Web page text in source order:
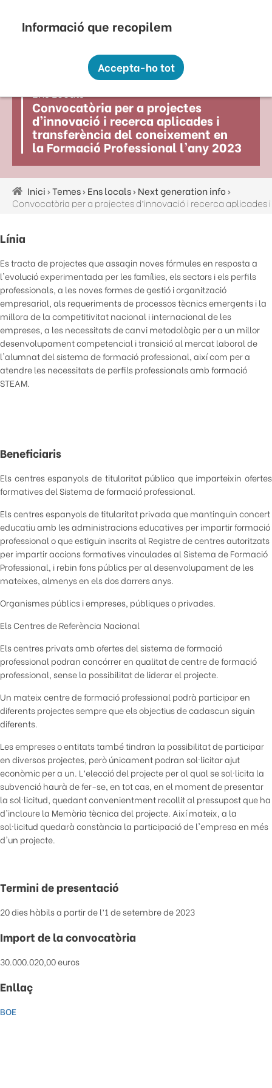
contingut
Ens Locals
Convocatòria per a projectes
d’innovació i recerca aplicades i
transferència del coneixement en
la Formació Professional l’any 2023
d'ariadna
Inici Temes Ens locals Next generation info
Línia
Es tracta de projectes que assagin noves fórmules en resposta a
l'evolució experimentada per les famílies, els sectors i els perfils
professionals, a les noves formes de gestió i organització
empresarial, als requeriments de processos tècnics emergents i la
millora de la competitivitat nacional i internacional de les
empreses, a les necessitats de canvi metodològic per a un millor
desenvolupament competencial i transició al mercat laboral de
l'alumnat del sistema de formació professional, així com per a
atendre les necessitats de perfils professionals amb formació
STEAM.
Beneficiaris
Els centres espanyols de titularitat pública que imparteixin ofertes
formatives del Sistema de formació professional.
Els centres espanyols de titularitat privada que mantinguin concert
educatiu amb les administracions educatives per impartir formació
professional o que estiguin inscrits al Registre de centres autoritzats
per impartir accions formatives vinculades al Sistema de Formació
Professional, i rebin fons públics per al desenvolupament de les
mateixes, almenys en els dos darrers anys.
Organismes públics i empreses, públiques o privades.
Els Centres de Referència Nacional
Els centres privats amb ofertes del sistema de formació
professional podran concórrer en qualitat de centre de formació
professional, sense la possibilitat de liderar el projecte.
Un mateix centre de formació professional podrà participar en
diferents projectes sempre que els objectius de cadascun siguin
diferents.
Les empreses o entitats també tindran la possibilitat de participar
en diversos projectes, però únicament podran sol·licitar ajut
econòmic per a un. L’elecció del projecte per al qual se sol·licita la
subvenció haurà de fer-se, en tot cas, en el moment de presentar
la sol·licitud, quedant convenientment recollit al pressupost que ha
d'incloure la Memòria tècnica del projecte. Així mateix, a la
sol·licitud quedarà constància la participació de l'empresa en més
d'un projecte.
Termini de presentació
20 dies hàbils a partir de l’1 de setembre de 2023
Import de la convocatòria
30.000.020,00 euros
Enllaç
BOE
personal amb les següents finalitats:
Funcionalitat, Analítica.
Més informació
Canviar preferències
Accepta-ho tot